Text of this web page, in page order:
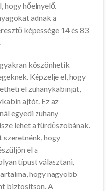
hogy hőelnyelő.
adnak a
képessége 14 és 83
köszönhetik
Képzelje el, hogy
el zuhanykabinját,
ajtót. Ez az
egyedi zuhany
lehet a fürdőszobának.
szeretnénk, hogy
el a
típust választani,
hogy nagyobb
biztosítson. A